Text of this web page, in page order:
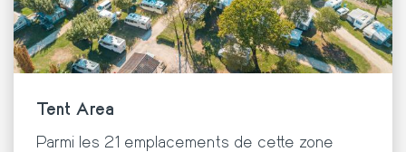
Tent Area
Parmi les 21 emplacements de cette zone